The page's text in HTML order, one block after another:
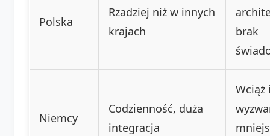
Polska
Rzadziej niż w innych
krajach
brak
Niemcy
Codzienność, duża
integracja
Wciąż